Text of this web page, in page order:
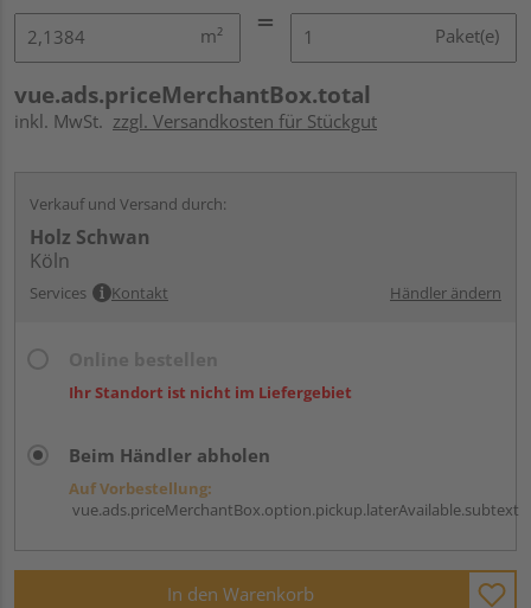
m² Paket(e)
vue.ads.priceMerchantBox.total
inkl. MwSt. zzgl. Versandkosten für Stückgut
Verkauf und Versand durch:
Holz Schwan
Köln
Services Kontakt Händler ändern
Ihr Standort ist nicht im Liefergebiet
Beim Händler abholen
Auf Vorbestellung:
vue.ads.priceMerchantBox.option.pickup.laterAvailable.subtext
In den Warenkorb